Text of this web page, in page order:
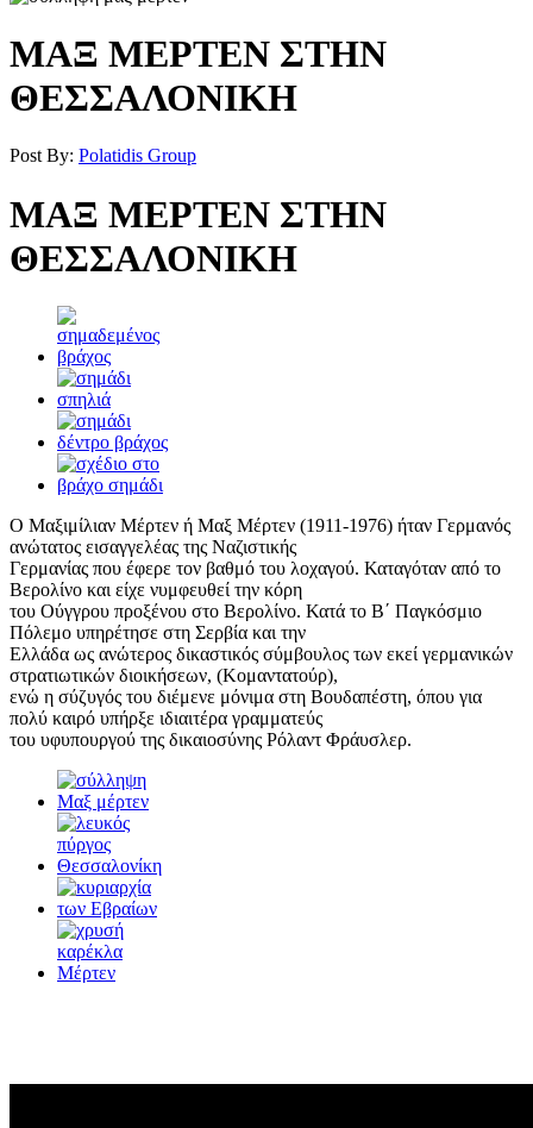
ΜΑΞ ΜΕΡΤΕΝ ΣΤΗΝ
ΘΕΣΣΑΛΟΝΙΚΗ
Post By: Polatidis Group
ΜΑΞ ΜΕΡΤΕΝ ΣΤΗΝ
ΘΕΣΣΑΛΟΝΙΚΗ
Ο Μαξιμίλιαν Μέρτεν ή Μαξ Μέρτεν (1911-1976) ήταν Γερμανός
ανώτατος εισαγγελέας της Ναζιστικής
Γερμανίας που έφερε τον βαθμό του λοχαγού. Καταγόταν από το
Βερολίνο και είχε νυμφευθεί την κόρη
του Ούγγρου προξένου στο Βερολίνο. Κατά το Β΄ Παγκόσμιο
Πόλεμο υπηρέτησε στη Σερβία και την
Ελλάδα ως ανώτερος δικαστικός σύμβουλος των εκεί γερμανικών
στρατιωτικών διοικήσεων, (Κομαντατούρ),
ενώ η σύζυγός του διέμενε μόνιμα στη Βουδαπέστη, όπου για
πολύ καιρό υπήρξε ιδιαιτέρα γραμματεύς
του υφυπουργού της δικαιοσύνης Ρόλαντ Φράυσλερ.